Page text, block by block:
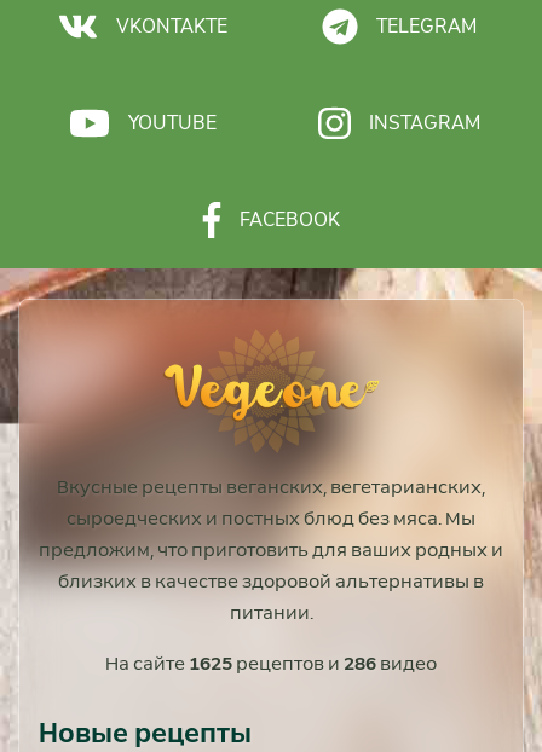
VKONTAKTE TELEGRAM
YOUTUBE INSTAGRAM
FACEBOOK
Вкусные рецепты веганских, вегетарианских,
сыроедческих и постных блюд без мяса. Мы
предложим, что приготовить для ваших родных и
близких в качестве здоровой альтернативы в
питании.
На сайте 1625 рецептов и 286 видео
Новые рецепты